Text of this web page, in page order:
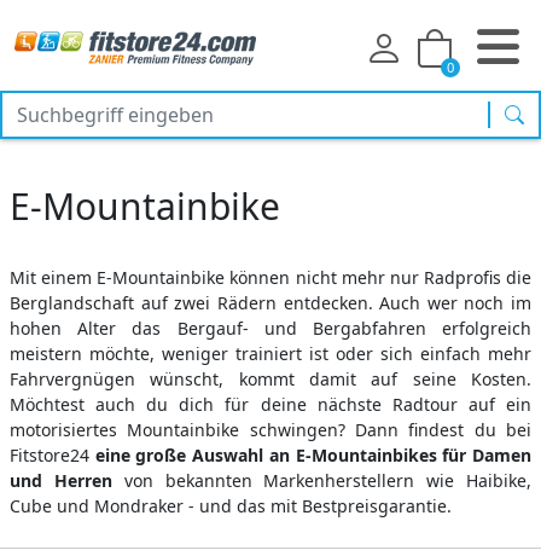
0
E-Mountainbike
Mit einem E-Mountainbike können nicht mehr nur Radprofis die
Berglandschaft auf zwei Rädern entdecken. Auch wer noch im
hohen Alter das Bergauf- und Bergabfahren erfolgreich
meistern möchte, weniger trainiert ist oder sich einfach mehr
Fahrvergnügen wünscht, kommt damit auf seine Kosten.
Möchtest auch du dich für deine nächste Radtour auf ein
motorisiertes Mountainbike schwingen? Dann findest du bei
Fitstore24 eine große Auswahl an E-Mountainbikes für Damen
und Herrenvon bekannten Markenherstellern wie Haibike,
Cube und Mondraker - und das mit Bestpreisgarantie.